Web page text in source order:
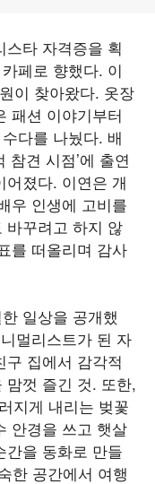
타 자격증을 획
페로 향했다. 이
이 찾아왔다. 옷장
패션 이야기부터
다를 나눴다. 배
참견 시점’에 출연
졌다. 이연은 개
우 인생에 고비를
바꾸려고 하지 않
를 떠올리며 감사
일상을 공개했
멀리스트가 된 자
집에서 감각적
맘껏 즐긴 것. 또한,
지게 내리는 벚꽃
안경을 쓰고 햇살
간을 동화로 만들
한 공간에서 여행